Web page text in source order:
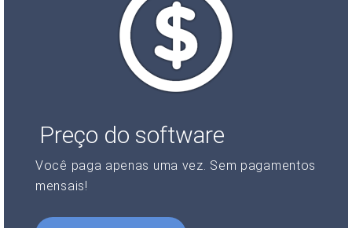
Preço do software
Você paga apenas uma vez. Sem pagamentos
mensais!